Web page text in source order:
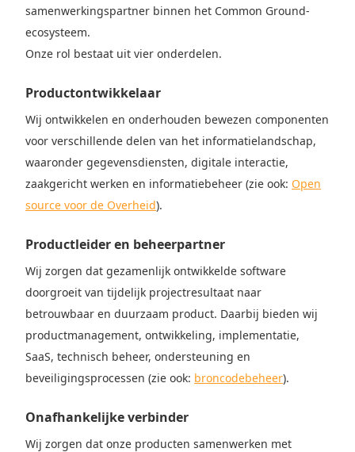
samenwerkingspartner binnen het Common Ground-
ecosysteem.
Onze rol bestaat uit vier onderdelen.
Productontwikkelaar
Wij ontwikkelen en onderhouden bewezen componenten
voor verschillende delen van het informatielandschap,
waaronder gegevensdiensten, digitale interactie,
zaakgericht werken en informatiebeheer (zie ook: Open
source voor de Overheid).
Productleider en beheerpartner
Wij zorgen dat gezamenlijk ontwikkelde software
doorgroeit van tijdelijk projectresultaat naar
betrouwbaar en duurzaam product. Daarbij bieden wij
productmanagement, ontwikkeling, implementatie,
SaaS, technisch beheer, ondersteuning en
beveiligingsprocessen (zie ook: broncodebeheer).
Onafhankelijke verbinder
Wij zorgen dat onze producten samenwerken met